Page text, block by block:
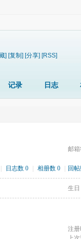
] [复制] [分享] [RSS]
记录 日志
邮
日志数 0 相册数 0 回
生日
注册